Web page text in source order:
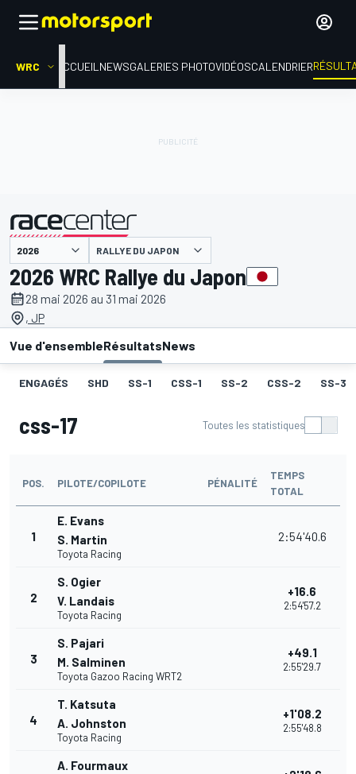
WRC ACCUEIL NEWSGALERIES PHOTOVIDÉOSCALENDRIER
présenté par RALLYE DU JAPON
2026 WRC Rallye du Japon
28 mai 2026 au 31 mai 2026
, JP
Vue d'ensembleRésultatsNews
ENGAGÉS SHD SS-1 CSS-1 SS-2 CSS-2 SS-3
css-17 Toutes les statistiques
POS. PILOTE/COPILOTE PÉNALITÉ
TEMPS
TOTAL
1
E. Evans
S. Martin
Toyota Racing
2:54'40.6
2
S. Ogier
V. Landais
Toyota Racing
+16.6
2:54'57.2
3
S. Pajari
M. Salminen
Toyota Gazoo Racing WRT2
+49.1
2:55'29.7
4
T. Katsuta
A. Johnston
Toyota Racing
+1'08.2
2:55'48.8
A. Fourmaux